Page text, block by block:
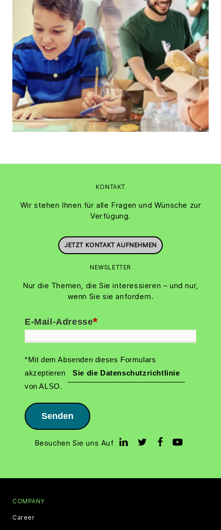
KONTAKT
Wir stehen Ihnen für alle Fragen und Wünsche zur
Verfügung.
JETZT KONTAKT AUFNEHMEN
NEWSLETTER
Nur die Themen, die Sie interessieren – und nur,
wenn Sie sie anfordern.
*
E-Mail-Adresse
*Mit dem Absenden dieses Formulars
akzeptieren
Sie die Datenschutzrichtlinie
von ALSO.
Senden
Besuchen Sie uns Auf
COMPANY
Career